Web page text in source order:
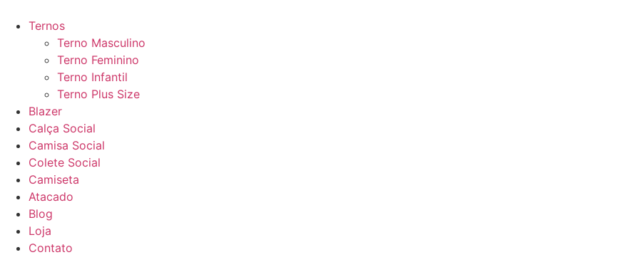
para
conteúdo
Ternos
Terno Masculino
Terno Feminino
Terno Infantil
Terno Plus Size
Blazer
Calça Social
Camisa Social
Colete Social
Camiseta
Atacado
Blog
Loja
Contato